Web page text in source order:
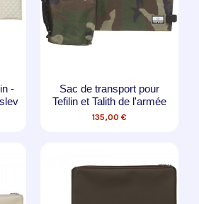
-
Sac de transport pour
Tefilin et Talith de l'armée
135,00 €